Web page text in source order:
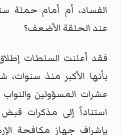
الفساد، أم أمام حملة
عند الحلقة الأضعف؟
فقد أعلنت السلطات
بأنها الأكبر منذ
عشرات المسؤولين والنواب
استناداً إلى مذكرات
بإشراف جهاز مكافحة